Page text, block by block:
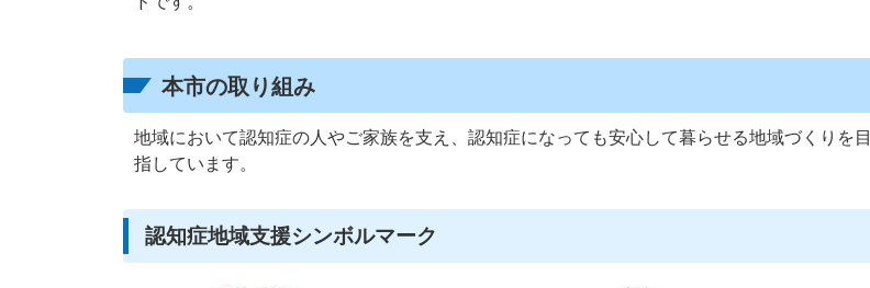
本市の取り組み
地域において認知症の人やご家族を支え、認知症になっても安心して暮らせる地域づくりを目
指しています。
認知症地域支援シンボルマーク